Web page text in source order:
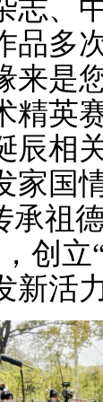
志、
品多
是
精英
辰相
家国
承祖
创
新活